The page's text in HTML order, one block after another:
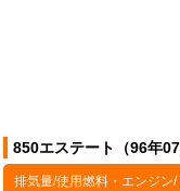
850エステート（96年
排気量/使用燃料・エンジン